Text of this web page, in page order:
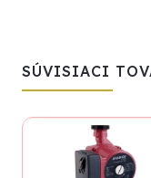
SÚVISIACI